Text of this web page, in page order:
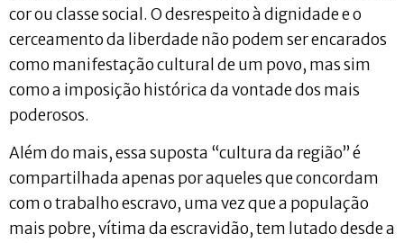
cor ou classe social. O desrespeito à dignidade e o
cerceamento da liberdade não podem ser encarados
como manifestação cultural de um povo, mas sim
como a imposição histórica da vontade dos mais
poderosos.
Além do mais, essa suposta “cultura da região” é
compartilhada apenas por aqueles que concordam
com o trabalho escravo, uma vez que a população
mais pobre, vítima da escravidão, tem lutado desde a